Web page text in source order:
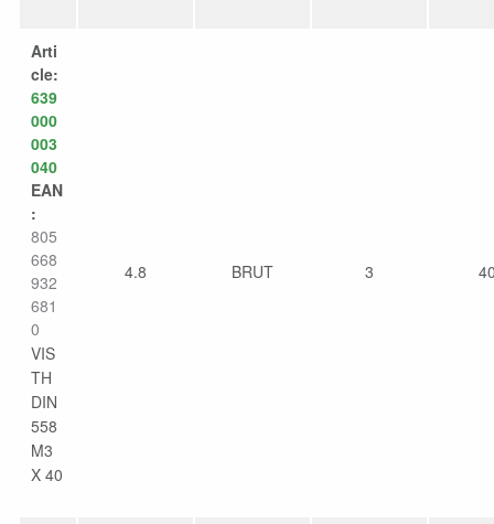
Arti
cle:
639
000
003
040
EAN
:
805
668
932
681
0
VIS
TH
DIN
558
M3
X 40
4.8 BRUT 3